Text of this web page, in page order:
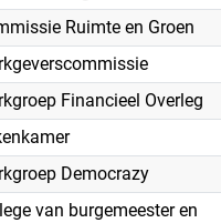
Ruimte en Groen
Financieel Overleg
Democrazy
van burgemeester en